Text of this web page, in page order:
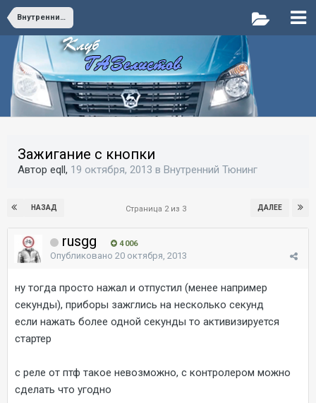
Внутренний Тюнинг
Зажигание с кнопки
Автор eqll, 19 октября, 2013 в Внутренний Тюнинг
НАЗАД ДАЛЕЕ
Страница 2 из 3
rusgg 4 006
Опубликовано 20 октября, 2013
ну тогда просто нажал и отпустил (менее например
секунды), приборы зажглись на несколько секунд
если нажать более одной секунды то активизируется
стартер
с реле от птф такое невозможно, с контролером можно
сделать что угодно